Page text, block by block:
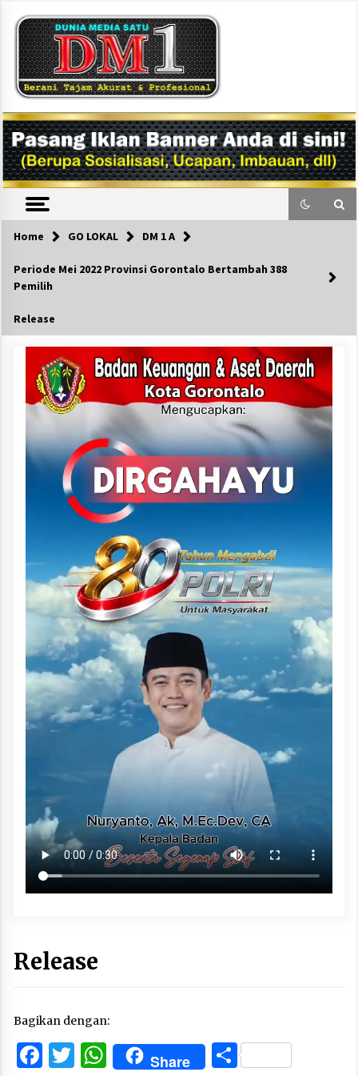
content
DM1
Home GO LOKAL DM 1 A
Periode Mei 2022 Provinsi Gorontalo Bertambah 388
Pemilih
Release
Release
Bagikan dengan:
Facebook
Twitter
WhatsApp
Share Share